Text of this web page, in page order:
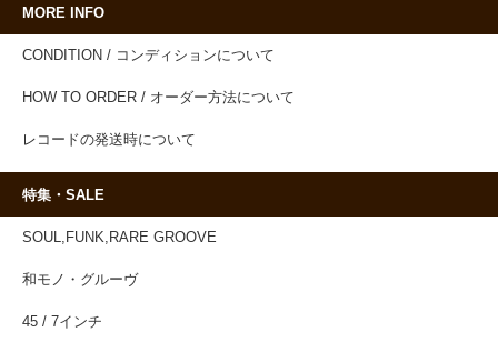
MORE INFO
CONDITION / コンディションについて
HOW TO ORDER / オーダー方法について
レコードの発送時について
特集・SALE
SOUL,FUNK,RARE GROOVE
和モノ・グルーヴ
45 / 7インチ